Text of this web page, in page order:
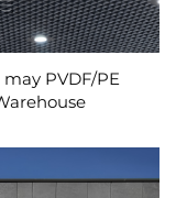
PVDF/PE